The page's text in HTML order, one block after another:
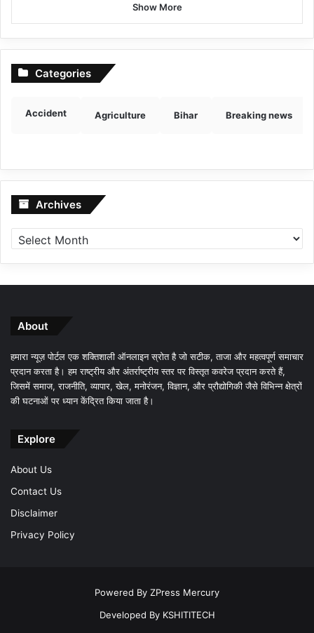
Show More
Categories
Accident Agriculture Bihar Breaking news
Archives Archives
About
हमारा न्यूज़ पोर्टल एक शक्तिशाली ऑनलाइन स्रोत है जो सटीक, ताजा और महत्वपूर्ण समाचार
प्रदान करता है। हम राष्ट्रीय और अंतर्राष्ट्रीय स्तर पर विस्तृत कवरेज प्रदान करते हैं,
जिसमें समाज, राजनीति, व्यापार, खेल, मनोरंजन, विज्ञान, और प्रौद्योगिकी जैसे विभिन्न क्षेत्रों
की घटनाओं पर ध्यान केंद्रित किया जाता है।
Explore
About Us
Contact Us
Disclaimer
Privacy Policy
Powered By ZPress Mercury
Developed By KSHITITECH